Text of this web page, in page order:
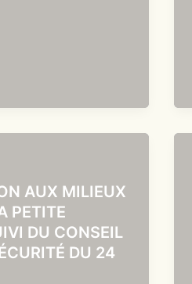
AUX MILIEUX
PETITE
DU CONSEIL
DU 24